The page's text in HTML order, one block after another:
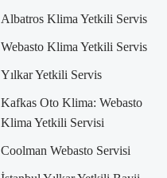
Albatros Klima Yetkili Servis
Webasto Klima Yetkili Servis
Yılkar Yetkili Servis
Kafkas Oto Klima: Webasto
Klima Yetkili Servisi
Coolman Webasto Servisi